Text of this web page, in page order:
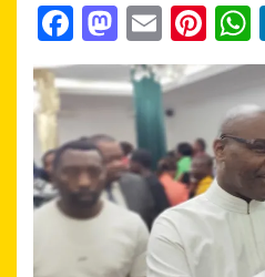
F
a
ce
b
o
o
k
M
a
st
o
d
o
n
E
m
ail
Pi
nt
er
es
t